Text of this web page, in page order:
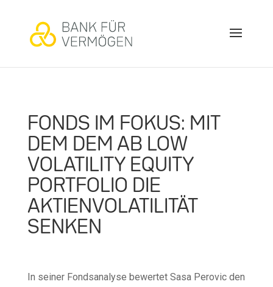
FONDS IM FOKUS: MIT
DEM DEM AB LOW
VOLATILITY EQUITY
PORTFOLIO DIE
AKTIENVOLATILITÄT
SENKEN
In seiner Fondsanalyse bewertet Sasa Perovic den